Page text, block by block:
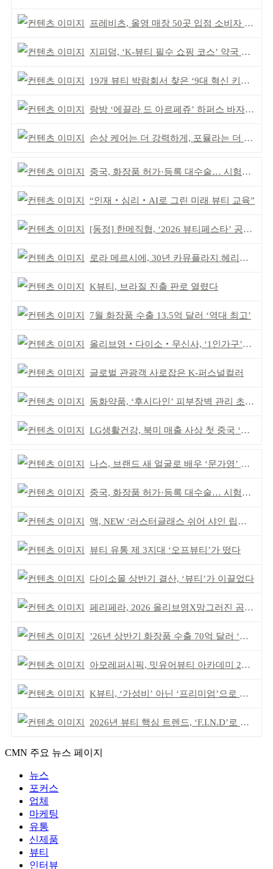
프레비츠, 올영 매장 50곳 입점 소비자 접점 강화
지피덤, ‘K-뷰티 필수 쇼핑 코스’ 약국 공략
19개 뷰티 박람회서 찾은 ‘9대 혁신 키워드’
랑방 ‘에끌라 드 아르페쥬’ 하퍼스 바자 화보 공개
손상 케어는 더 강력하게, 포뮬라는 더 산뜻하게!
중국, 화장품 허가·등록 대수술… 시험자료 공용 허용
“인재‧심리‧AI로 그린 미래 뷰티 교육”
[동정] 한메직협, ‘2026 뷰티페스타’ 공동 주최
로라 메르시에, 30년 카뮤플라지 헤리티지 담아
K뷰티, 브라질 진출 판로 열렸다
7월 화장품 수출 13.5억 달러 ‘역대 최고’
올리브영‧다이소‧무신사, ‘1인가구’가 이끈다
글로벌 관광객 사로잡은 K-퍼스널컬러
동화약품, ‘후시다인’ 피부장벽 관리 초점 ‘리브랜딩’
LG생활건강, 북미 매출 사상 첫 중국 ‘추월’
나스, 브랜드 새 얼굴로 배우 ‘문가영’ 발탁
중국, 화장품 허가·등록 대수술… 시험자료 공용 허용
맥, NEW ‘러스터글래스 쉬어 샤인 립스틱’ 출시
뷰티 유통 제 3지대 ‘오프뷰티’가 떴다
다이소몰 상반기 결산, ‘뷰티’가 이끌었다
페리페라, 2026 올리브영X망그러진 곰 콜라보
’26년 상반기 화장품 수출 70억 달러 ‘역대 최고’
아모레퍼시픽, 밋유어뷰티 아카데미 2기 발대식
K뷰티, ‘가성비’ 아닌 ‘프리미엄’으로 승부걸어야
2026년 뷰티 핵심 트렌드, ‘F.I.N.D’로 읽는다
CMN 주요 뉴스 페이지
뉴스
포커스
업체
마케팅
유통
신제품
뷰티
인터뷰